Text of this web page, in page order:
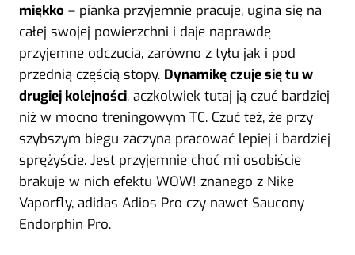
miękko – pianka przyjemnie pracuje, ugina się na
całej swojej powierzchni i daje naprawdę
przyjemne odczucia, zarówno z tyłu jak i pod
przednią częścią stopy. Dynamikę czuje się tu w
drugiej kolejności, aczkolwiek tutaj ją czuć bardziej
niż w mocno treningowym TC. Czuć też, że przy
szybszym biegu zaczyna pracować lepiej i bardziej
sprężyście. Jest przyjemnie choć mi osobiście
brakuje w nich efektu WOW! znanego z Nike
Vaporfly, adidas Adios Pro czy nawet Saucony
Endorphin Pro.